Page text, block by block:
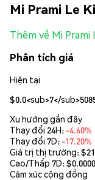
Mi Prami Le
Thêm về Mi Prami
Phân tích giá
Hiện tại
$0.0<sub>7</
Xu hướng gần đây
Thay đổi 24H: -4.60%
Thay đổi 7D: -17.20%
Giá trị thị trường:
Cao/Thấp 7D: $
Cảm xúc cộng đồng